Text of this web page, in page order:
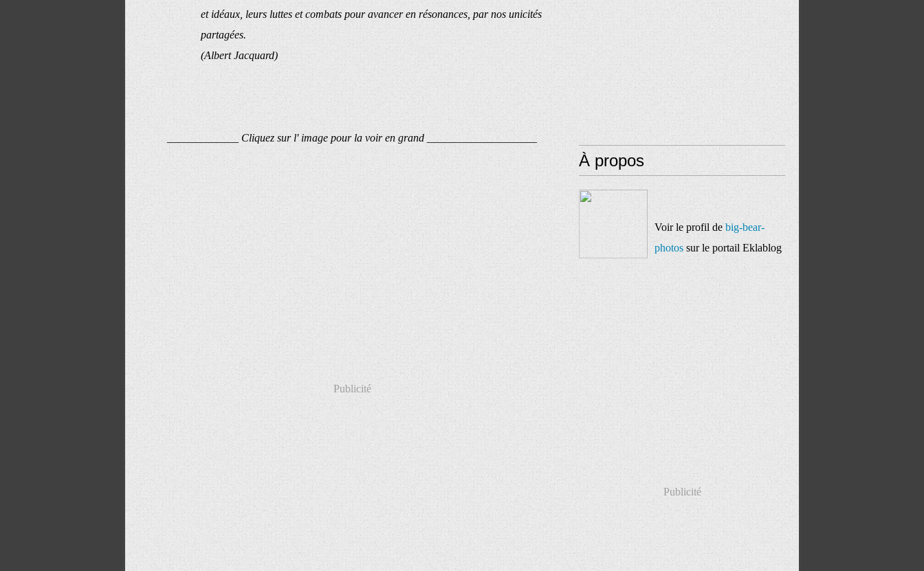
et idéaux, leurs luttes et combats pour avancer en résonances, par nos unicités
partagées.
(Albert Jacquard)
_____________ Cliquez sur l' image pour la voir en grand ____________________
Publicité
À propos
Voir le profil debig-bear-
photossur le portail Eklablog
Publicité